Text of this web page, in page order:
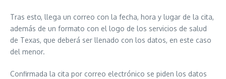
Tras esto, llega un correo con la fecha, hora y lugar de la cita,
además de un formato con el logo de los servicios de salud
de Texas, que deberá ser llenado con los datos, en este caso
del menor.
Confirmada la cita por correo electrónico se piden los datos